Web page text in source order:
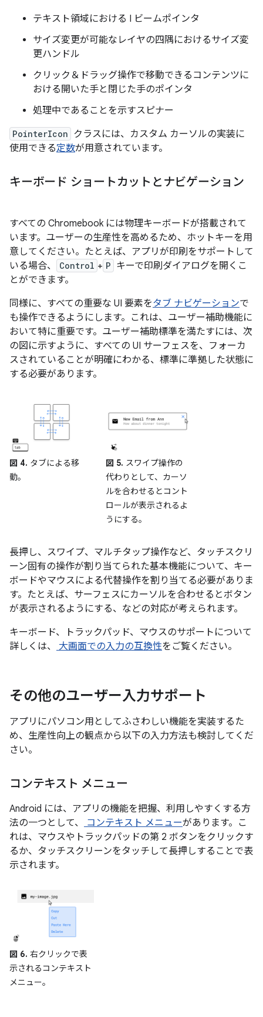
テキスト領域における I ビームポインタ
サイズ変更が可能なレイヤの四隅におけるサイズ変
更ハンドル
クリック＆ドラッグ操作で移動できるコンテンツに
おける開いた手と閉じた手のポインタ
処理中であることを示すスピナー
PointerIcon
クラスには、カスタム カーソルの実装に
使用できる定数が用意されています。
キーボード ショートカットとナビゲーション
すべての Chromebook には物理キーボードが搭載されて
います。ユーザーの生産性を高めるため、ホットキーを用
意してください。たとえば、アプリが印刷をサポートして
いる場合、
Control + P キーで印刷ダイアログを開くこ
とができます。
同様に、すべての重要な UI 要素をタブ ナビゲーションで
も操作できるようにします。これは、ユーザー補助機能に
おいて特に重要です。ユーザー補助標準を満たすには、次
の図に示すように、すべての UI サーフェスを、フォーカ
スされていることが明確にわかる、標準に準拠した状態に
する必要があります。
図 4. タブによる移
動。
図 5. スワイプ操作の
代わりとして、カーソ
ルを合わせるとコント
ロールが表示されるよ
うにする。
長押し、スワイプ、マルチタップ操作など、タッチスクリ
ーン固有の操作が割り当てられた基本機能について、キー
ボードやマウスによる代替操作を割り当てる必要がありま
す。たとえば、サーフェスにカーソルを合わせるとボタン
が表示されるようにする、などの対応が考えられます。
キーボード、トラックパッド、マウスのサポートについて
詳しくは、
大画面での入力の互換性をご覧ください。
その他のユーザー入力サポート
アプリにパソコン用としてふさわしい機能を実装するた
め、生産性向上の観点から以下の入力方法も検討してくだ
さい。
コンテキスト メニュー
Android には、アプリの機能を把握、利用しやすくする方
法の一つとして、
コンテキスト メニューがあります。こ
れは、マウスやトラックパッドの第 2 ボタンをクリックす
るか、タッチスクリーンをタッチして長押しすることで表
示されます。
図 6. 右クリックで表
示されるコンテキスト
メニュー。